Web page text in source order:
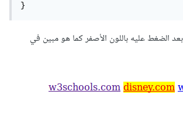
}
الضغط عليه باللون الأصفر كما هو مبين في